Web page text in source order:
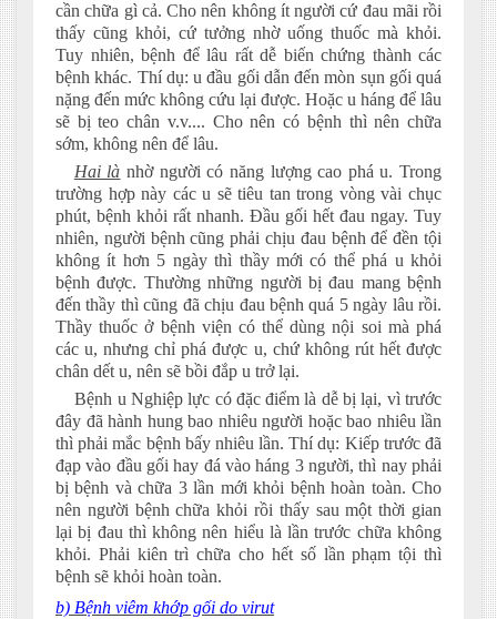
cần chữa gì cả. Cho nên không ít người cứ đau mãi rồi
thấy cũng khỏi, cứ tưởng nhờ uống thuốc mà khỏi.
Tuy nhiên, bệnh để lâu rất dễ biến chứng thành các
bệnh khác. Thí dụ: u đầu gối dẫn đến mòn sụn gối quá
nặng đến mức không cứu lại được. Hoặc u háng để lâu
sẽ bị teo chân v.v.... Cho nên có bệnh thì nên chữa
sớm, không nên để lâu.
Hai là nhờ người có năng lượng cao phá u. Trong
trường hợp này các u sẽ tiêu tan trong vòng vài chục
phút, bệnh khỏi rất nhanh. Đầu gối hết đau ngay. Tuy
nhiên, người bệnh cũng phải chịu đau bệnh để đền tội
không ít hơn 5 ngày thì thầy mới có thể phá u khỏi
bệnh được. Thường những người bị đau mang bệnh
đến thầy thì cũng đã chịu đau bệnh quá 5 ngày lâu rồi.
Thầy thuốc ở bệnh viện có thể dùng nội soi mà phá
các u, nhưng chỉ phá được u, chứ không rút hết được
chân dết u, nên sẽ bồi đắp u trở lại.
Bệnh u Nghiệp lực có đặc điểm là dễ bị lại, vì trước
đây đã hành hung bao nhiêu người hoặc bao nhiêu lần
thì phải mắc bệnh bấy nhiêu lần. Thí dụ: Kiếp trước đã
đạp vào đầu gối hay đá vào háng 3 người, thì nay phải
bị bệnh và chữa 3 lần mới khỏi bệnh hoàn toàn. Cho
nên người bệnh chữa khỏi rồi thấy sau một thời gian
lại bị đau thì không nên hiểu là lần trước chữa không
khỏi. Phải kiên trì chữa cho hết số lần phạm tội thì
bệnh sẽ khỏi hoàn toàn.
b) Bệnh viêm khớp gối do virut